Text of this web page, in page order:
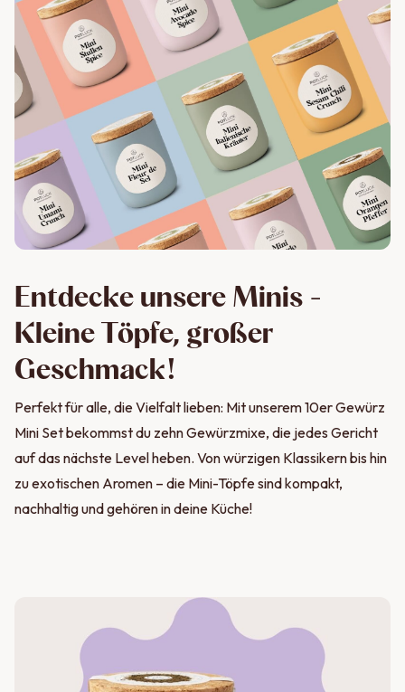
Entdecke unsere Minis -
Kleine Töpfe, großer
Geschmack!
Perfekt für alle, die Vielfalt lieben: Mit unserem 10er Gewürz
Mini Set bekommst du zehn Gewürzmixe, die jedes Gericht
auf das nächste Level heben. Von würzigen Klassikern bis hin
zu exotischen Aromen – die Mini-Töpfe sind kompakt,
nachhaltig und gehören in deine Küche!